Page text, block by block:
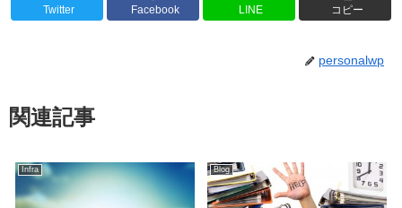
Twitter Facebook LINE コピー
personalwp
関連記事
Infra Blog